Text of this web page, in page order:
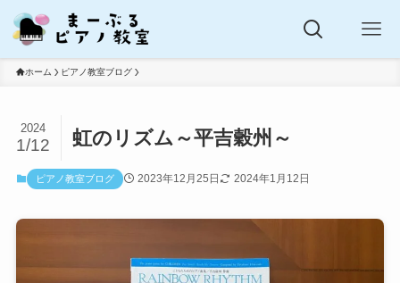
ホーム ピアノ教室ブログ
虹のリズム～平吉穀州～
2024
1/12
ピアノ教室ブログ 2023年12月25日 2024年1月12日